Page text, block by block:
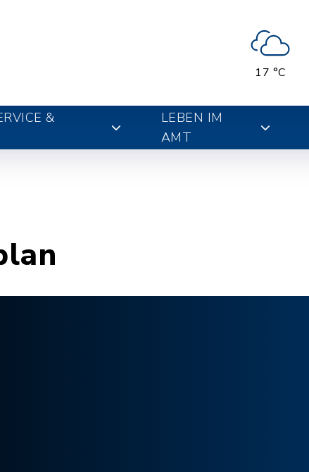
17 °C
&
LEBEN IM
AMT